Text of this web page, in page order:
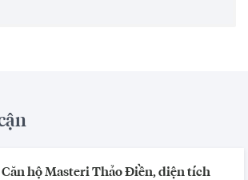
Căn hộ Masteri Thảo Điền, diện tích